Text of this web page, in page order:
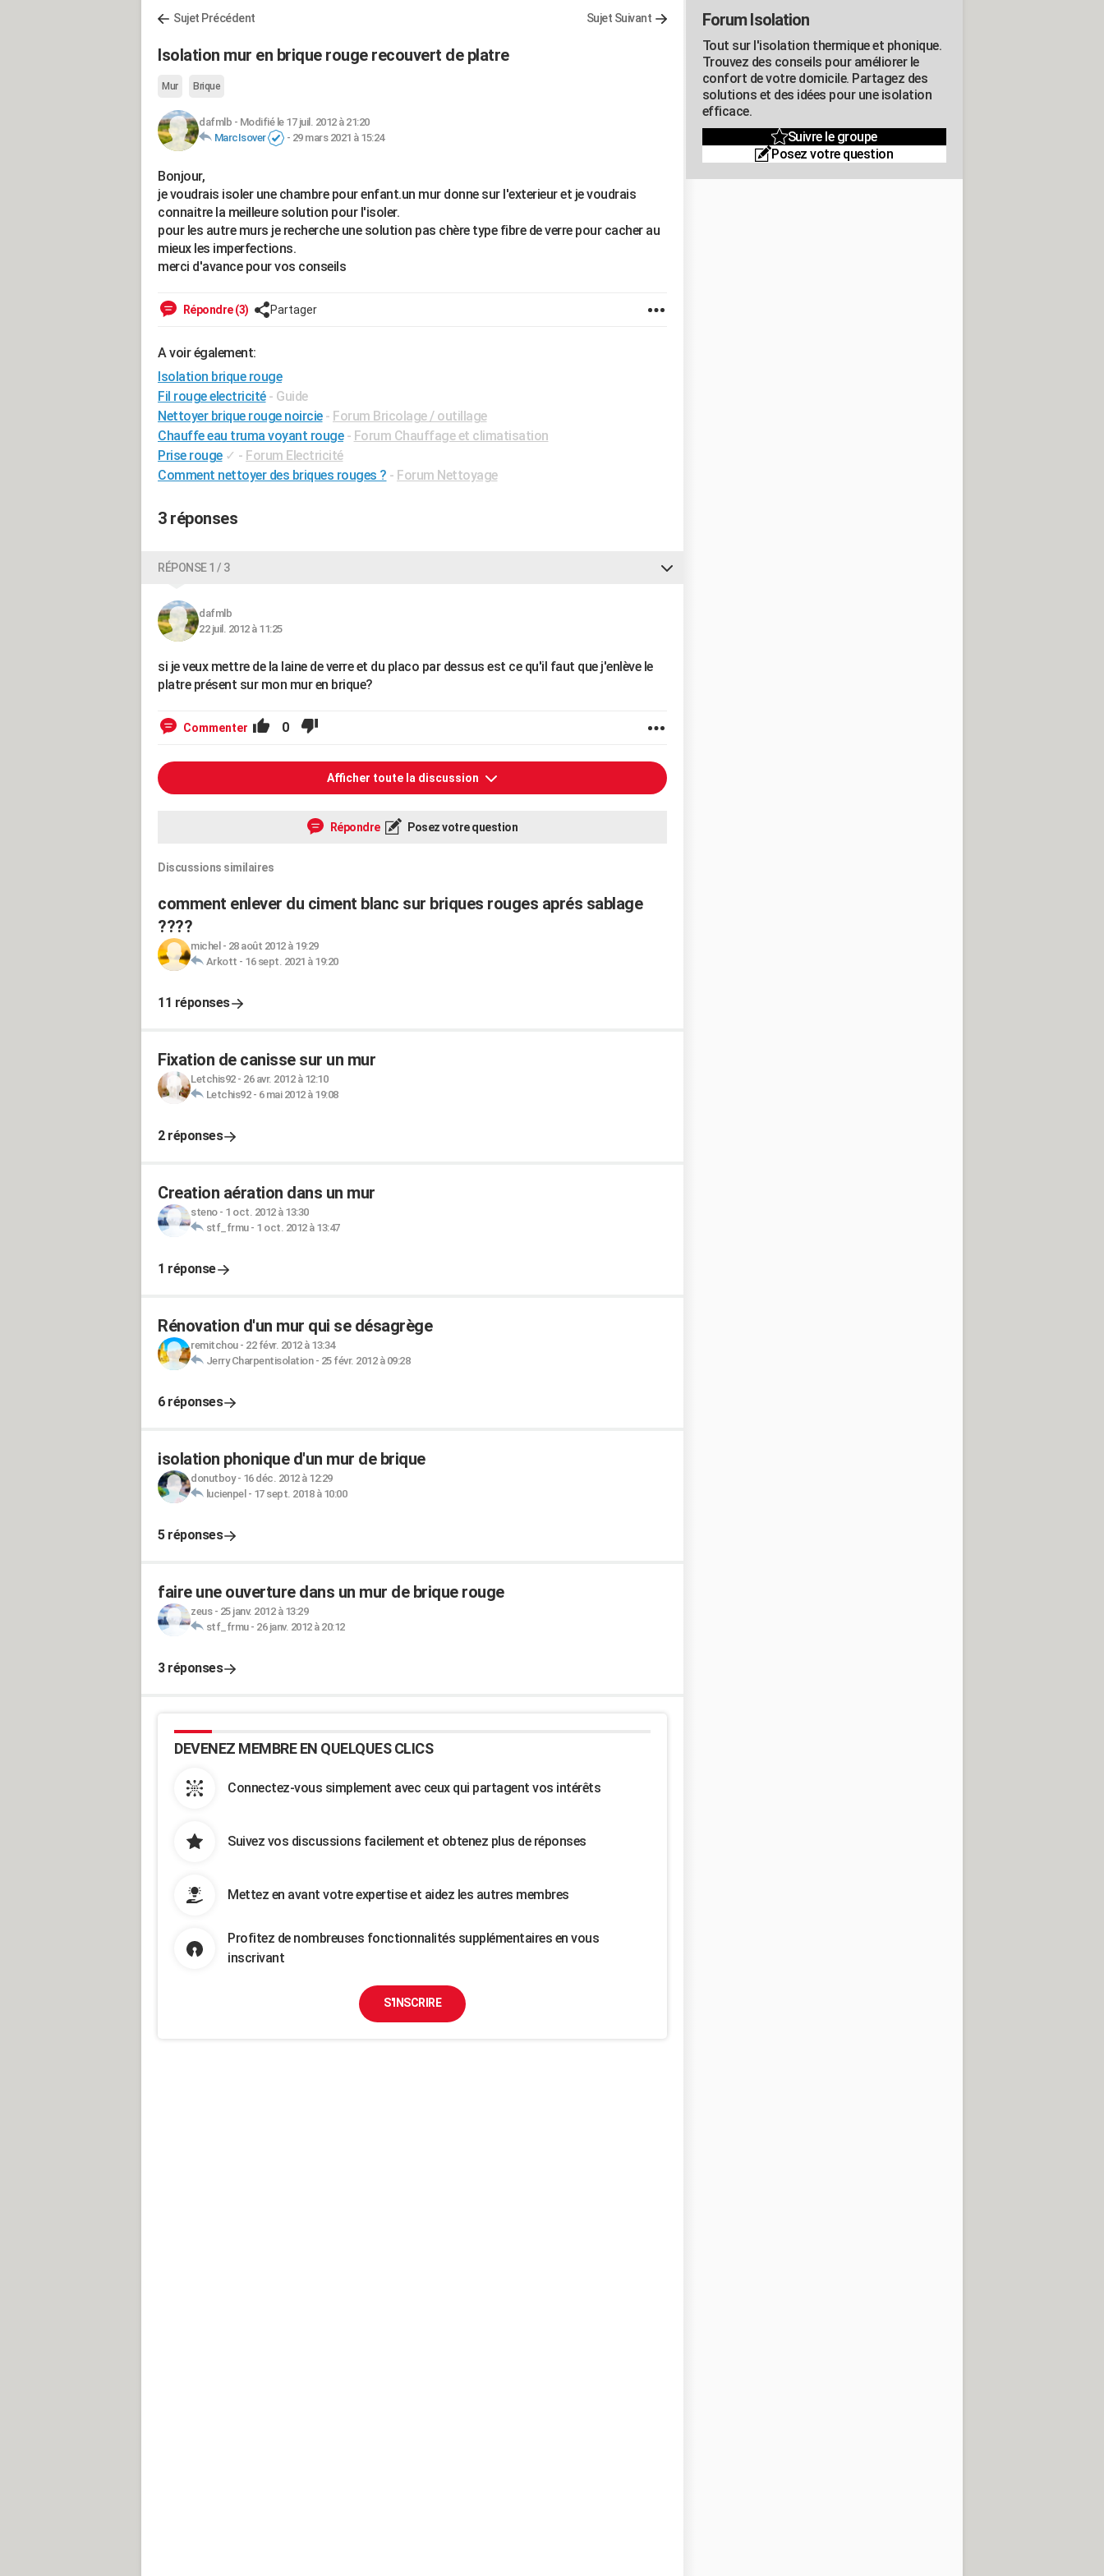
Sujet Précédent Sujet Suivant
Isolation mur en brique rouge recouvert de platre
Mur Brique
dafmlb - Modifié le 17 juil. 2012 à 21:20
MarcIsover
- 29 mars 2021 à 15:24
Bonjour,
je voudrais isoler une chambre pour enfant.un mur donne sur l'exterieur et je voudrais
connaitre la meilleure solution pour l'isoler.
pour les autre murs je recherche une solution pas chère type fibre de verre pour cacher au
mieux les imperfections.
merci d'avance pour vos conseils
Répondre (3) Partager
A voir également:
Isolation brique rouge
Fil rouge electricité - Guide
Nettoyer brique rouge noircie - Forum Bricolage / outillage
Chauffe eau truma voyant rouge - Forum Chauffage et climatisation
Prise rouge ✓ - Forum Electricité
Comment nettoyer des briques rouges ? - Forum Nettoyage
3 réponses
RÉPONSE 1 / 3
dafmlb
22 juil. 2012 à 11:25
si je veux mettre de la laine de verre et du placo par dessus est ce qu'il faut que j'enlève le
platre présent sur mon mur en brique?
Commenter 0
Afficher toute la discussion
Répondre Posez votre question
Discussions similaires
comment enlever du ciment blanc sur briques rouges aprés sablage
????
michel - 28 août 2012 à 19:29
Arkott - 16 sept. 2021 à 19:20
11 réponses
Fixation de canisse sur un mur
Letchis92- 26 avr. 2012 à 12:10
Letchis92- 6 mai 2012 à 19:08
2 réponses
Creation aération dans un mur
steno- 1 oct. 2012 à 13:30
stf_frmu- 1 oct. 2012 à 13:47
1 réponse
Rénovation d'un mur qui se désagrège
remitchou- 22 févr. 2012 à 13:34
Jerry Charpentisolation- 25 févr. 2012 à 09:28
6 réponses
isolation phonique d'un mur de brique
donutboy- 16 déc. 2012 à 12:29
lucienpel - 17 sept. 2018 à 10:00
5 réponses
faire une ouverture dans un mur de brique rouge
zeus- 25 janv. 2012 à 13:29
stf_frmu- 26 janv. 2012 à 20:12
3 réponses
DEVENEZ MEMBRE EN QUELQUES CLICS
Connectez-vous simplement avec ceux qui partagent vos intérêts
Suivez vos discussions facilement et obtenez plus de réponses
Mettez en avant votre expertise et aidez les autres membres
Profitez de nombreuses fonctionnalités supplémentaires en vous
inscrivant
S'INSCRIRE
Forum Isolation
Tout sur l'isolation thermique et phonique.
Trouvez des conseils pour améliorer le
confort de votre domicile. Partagez des
solutions et des idées pour une isolation
efficace.
Suivre le groupe
Posez votre question